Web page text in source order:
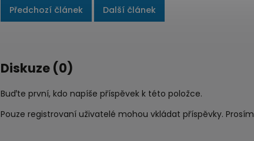
Předchozí článek Další článek
Diskuze (0)
Buďte první, kdo napíše příspěvek k této položce.
Pouze registrovaní uživatelé mohou vkládat příspěvky. Prosím